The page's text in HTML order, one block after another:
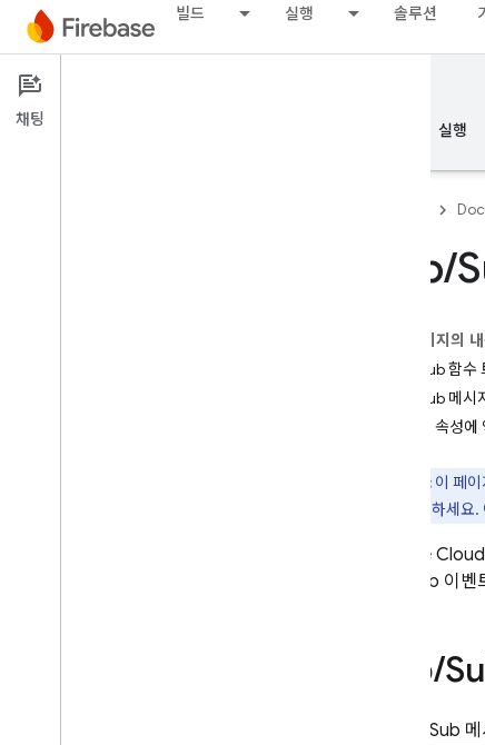
빌드 실행 솔루션
Documentation
개요 실행
Pub/
이 페이지의
Pub/Sub 함수
Pub/Sub 메
메시지 속성
참고:이 페이
를 참고하세
Google Cloud
Pub/Sub 이벤
Pub/
Pub/Sub
채팅